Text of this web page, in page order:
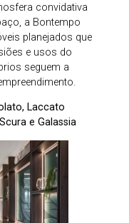
convidativa
a Bontempo
planejados que
e usos do
seguem a
Laccato
e Galassia